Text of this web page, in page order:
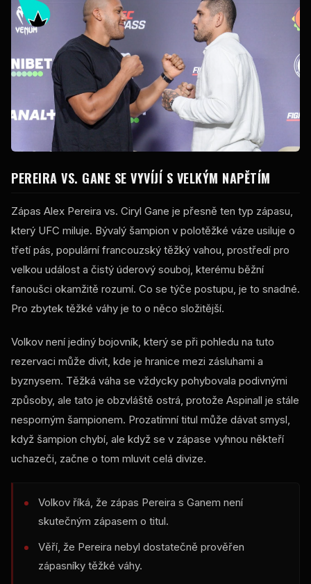
PEREIRA VS. GANE SE VYVÍJÍ S VELKÝM NAPĚTÍM
Zápas Alex Pereira vs. Ciryl Gane je přesně ten typ zápasu,
který UFC miluje. Bývalý šampion v polotěžké váze usiluje o
třetí pás, populární francouzský těžký vahou, prostředí pro
velkou událost a čistý úderový souboj, kterému běžní
fanoušci okamžitě rozumí. Co se týče postupu, je to snadné.
Pro zbytek těžké váhy je to o něco složitější.
Volkov není jediný bojovník, který se při pohledu na tuto
rezervaci může divit, kde je hranice mezi zásluhami a
byznysem. Těžká váha se vždycky pohybovala podivnými
způsoby, ale tato je obzvláště ostrá, protože Aspinall je stále
nesporným šampionem. Prozatímní titul může dávat smysl,
když šampion chybí, ale když se v zápase vyhnou někteří
uchazeči, začne o tom mluvit celá divize.
Volkov říká, že zápas Pereira s Ganem není
skutečným zápasem o titul.
Věří, že Pereira nebyl dostatečně prověřen
zápasníky těžké váhy.